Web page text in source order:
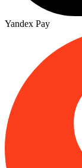
Yandex Pay